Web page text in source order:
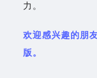
力。
欢迎感兴趣的朋
版。